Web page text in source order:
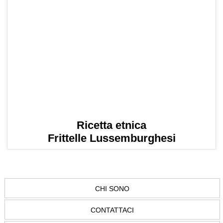
Ricetta etnica
Frittelle Lussemburghesi
CHI SONO
CONTATTACI